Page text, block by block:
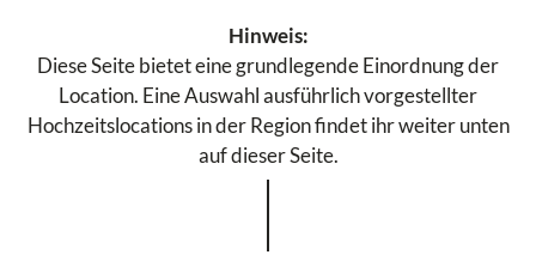
Hinweis:
Diese Seite bietet eine grundlegende Einordnung der
Location. Eine Auswahl ausführlich vorgestellter
Hochzeitslocations in der Region findet ihr weiter unten
auf dieser Seite.